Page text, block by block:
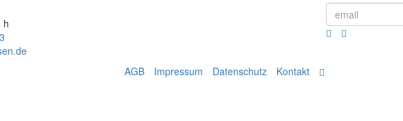
h
AGB Impressum Datenschutz Kontakt